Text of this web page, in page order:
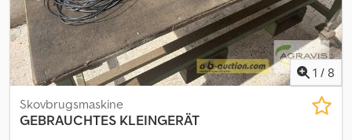
1 / 8
Skovbrugsmaskine
GEBRAUCHTES KLEINGERÄT